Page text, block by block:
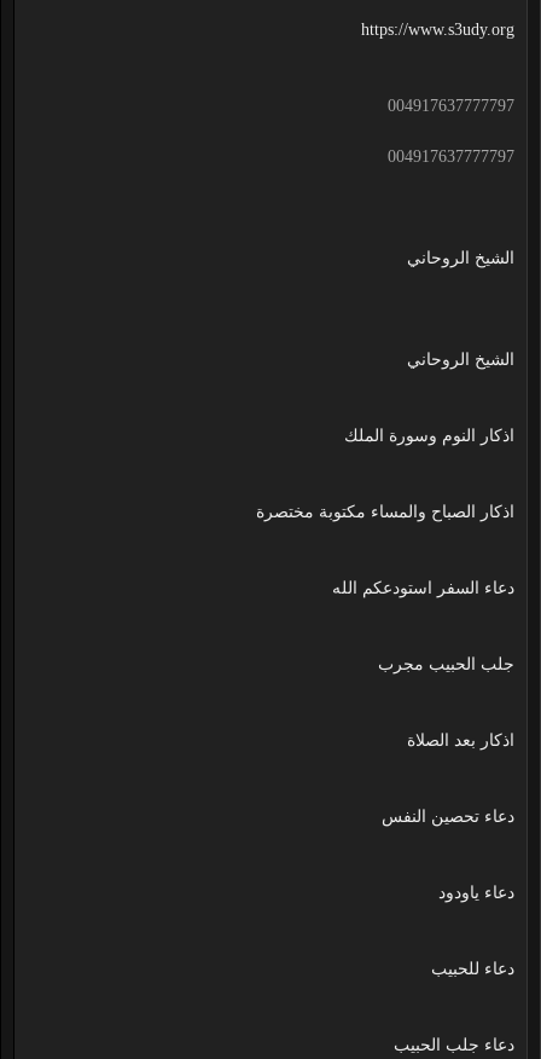
https://www.s3udy.org
004917637777797
004917637777797
الشيخ الروحاني
الشيخ الروحاني
اذكار النوم وسورة الملك
اذكار الصباح والمساء مكتوبة مختصرة
دعاء السفر استودعكم الله
جلب الحبيب مجرب
اذكار بعد الصلاة
دعاء تحصين النفس
دعاء ياودود
دعاء للحبيب
دعاء جلب الحبيب